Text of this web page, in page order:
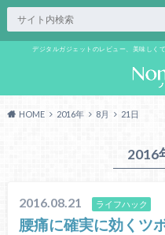
デジタルガジェットのレビュー、美味しく
HOME 2016年 8月 21日
2016
2016.08.21 ライフハック
腰痛に確実に効くツ